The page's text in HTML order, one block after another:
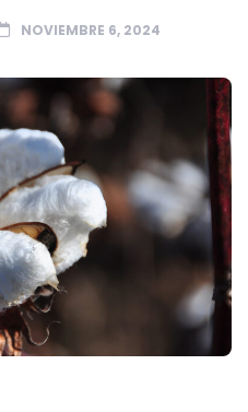
NOVIEMBRE 6, 2024